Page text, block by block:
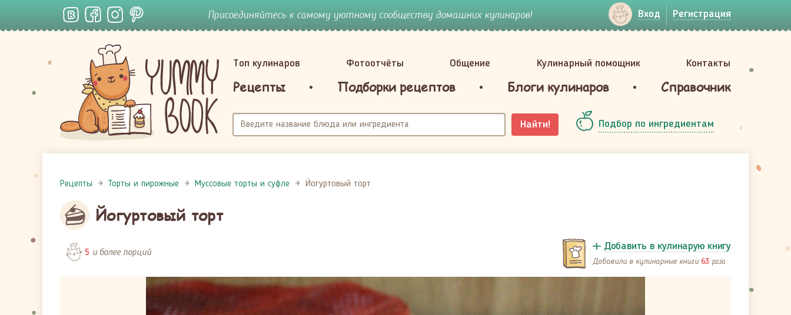
Присоединяйтесь к самому уютному сообществу домашних кулинаров! Вход Регистрация
Топ кулинаров Фотоотчёты Общение Кулинарный помощник Контакты
Рецепты Подборки рецептов Блоги кулинаров Справочник
Найти! Подбор по ингредиентам
Рецепты Торты и пирожные Муссовые торты и суфле Йогуртовый торт
Йогуртовый торт
5 и более порций Добавить в кулинарую книгу
Добавили в кулинарные книги 63 раза